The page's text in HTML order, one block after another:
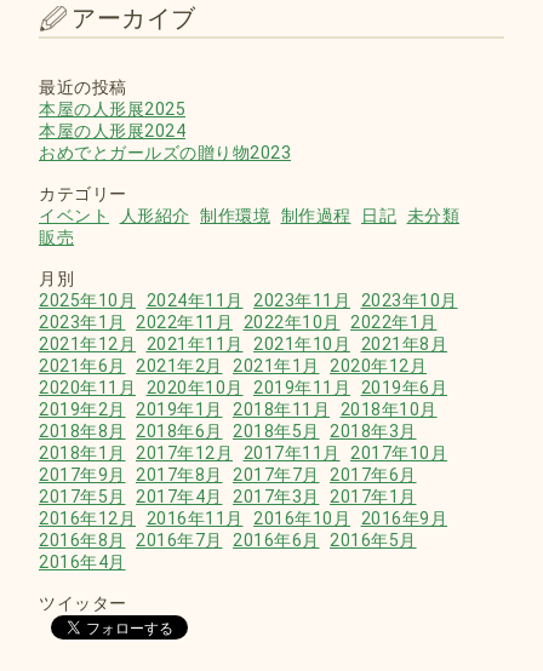
アーカイブ
最近の投稿
本屋の人形展2025
本屋の人形展2024
おめでとガールズの贈り物2023
カテゴリー
イベント
人形紹介 制作環境 制作過程 日記 未分類
販売
月別
2025年10月
2024年11月 2023年11月
2023年10月
2023年1月
2022年11月 2022年10月
2022年1月
2021年12月
2021年11月 2021年10月
2021年8月
2021年6月
2021年2月 2021年1月
2020年12月
2020年11月
2020年10月 2019年11月
2019年6月
2019年2月
2019年1月 2018年11月
2018年10月
2018年8月
2018年6月 2018年5月
2018年3月
2018年1月
2017年12月 2017年11月
2017年10月
2017年9月
2017年8月 2017年7月
2017年6月
2017年5月
2017年4月 2017年3月
2017年1月
2016年12月
2016年11月 2016年10月
2016年9月
2016年8月
2016年7月 2016年6月
2016年5月
2016年4月
ツイッター